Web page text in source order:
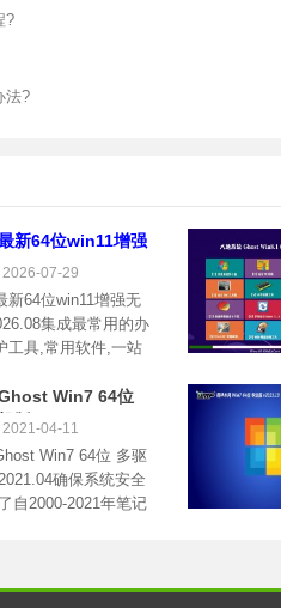
?
法?
新64位win11增强
07-29
新64位win11增强无
集成最常用的办
工具,常用软件,一站
Win7 64位
版 2021.04
04-11
Win7 64位 多驱
确保系统安全
自2000-2021年笔记